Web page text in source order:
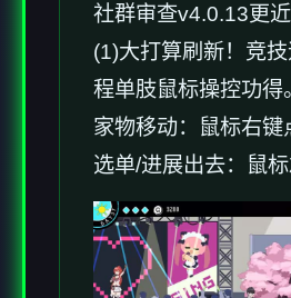
社群审查v4.0.13更近
(1)大打算刷新！竞
程单肢鼠标操控功得
家物移动：鼠标右键
选单/进展出去：鼠